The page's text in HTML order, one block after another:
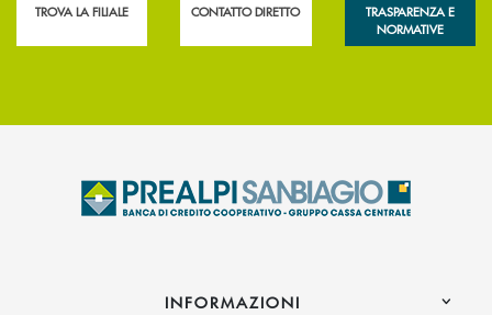
TROVA LA FILIALE CONTATTO DIRETTO
TRASPARENZA E
NORMATIVE
INFORMAZIONI